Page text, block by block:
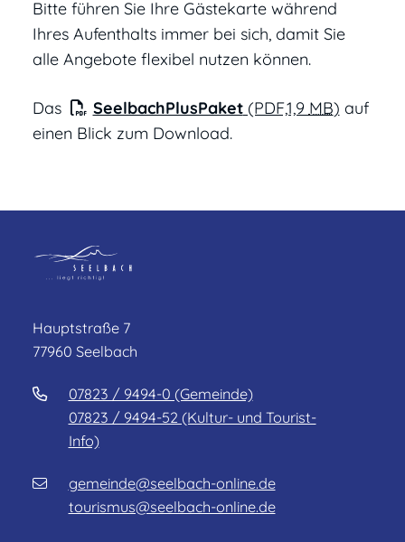
Bitte führen Sie Ihre Gästekarte während
Ihres Aufenthalts immer bei sich, damit Sie
alle Angebote flexibel nutzen können.
Das SeelbachPlusPaket(PDF,1,9 MB) auf
einen Blick zum Download.
Hauptstraße 7
77960 Seelbach
07823 / 9494-0 (Gemeinde)
07823 / 9494-52 (Kultur- und Tourist-
Info)
gemeinde@seelbach-online.de
tourismus@seelbach-online.de